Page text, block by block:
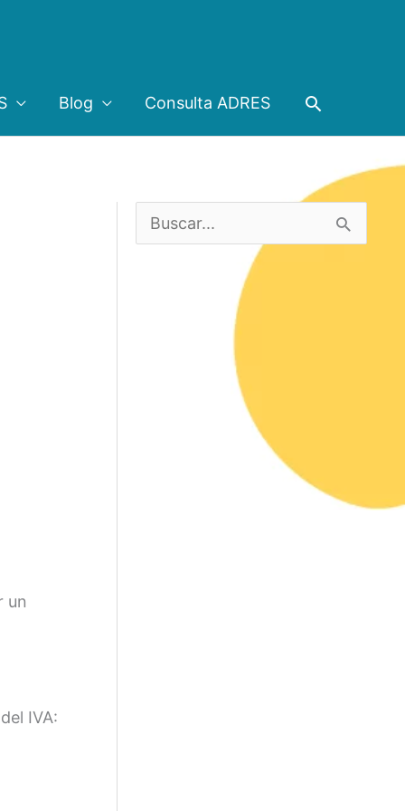
Blog Consulta ADRES Buscar
un
IVA:
u